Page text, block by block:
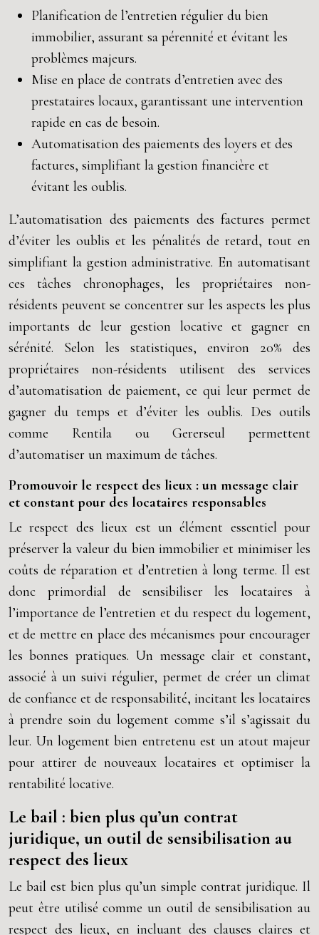
Planification de l’entretien régulier du bien
immobilier, assurant sa pérennité et évitant les
problèmes majeurs.
Mise en place de contrats d’entretien avec des
prestataires locaux, garantissant une intervention
rapide en cas de besoin.
Automatisation des paiements des loyers et des
factures, simplifiant la gestion financière et
évitant les oublis.
L’automatisation des paiements des factures permet
d’éviter les oublis et les pénalités de retard, tout en
simplifiant la gestion administrative. En automatisant
ces tâches chronophages, les propriétaires non-
résidents peuvent se concentrer sur les aspects les plus
importants de leur gestion locative et gagner en
sérénité. Selon les statistiques, environ 20% des
propriétaires non-résidents utilisent des services
d’automatisation de paiement, ce qui leur permet de
gagner du temps et d’éviter les oublis. Des outils
comme Rentila ou Gererseul permettent
d’automatiser un maximum de tâches.
Promouvoir le respect des lieux : un message clair
et constant pour des locataires responsables
Le respect des lieux est un élément essentiel pour
préserver la valeur du bien immobilier et minimiser les
coûts de réparation et d’entretien à long terme. Il est
donc primordial de sensibiliser les locataires à
l’importance de l’entretien et du respect du logement,
et de mettre en place des mécanismes pour encourager
les bonnes pratiques. Un message clair et constant,
associé à un suivi régulier, permet de créer un climat
de confiance et de responsabilité, incitant les locataires
à prendre soin du logement comme s’il s’agissait du
leur. Un logement bien entretenu est un atout majeur
pour attirer de nouveaux locataires et optimiser la
rentabilité locative.
Le bail : bien plus qu’un contrat
juridique, un outil de sensibilisation au
respect des lieux
Le bail est bien plus qu’un simple contrat juridique. Il
peut être utilisé comme un outil de sensibilisation au
respect des lieux, en incluant des clauses claires et